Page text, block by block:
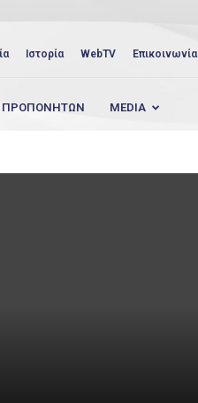
Ιστορία WebTV Επικοινωνία
ΠΡΟΠΟΝΗΤΩΝ MEDIA